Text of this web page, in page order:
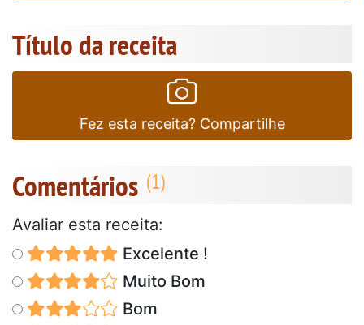
Título da receita
Fez esta receita? Compartilhe
Comentários
Avaliar esta receita:
Excelente !
Muito Bom
Bom